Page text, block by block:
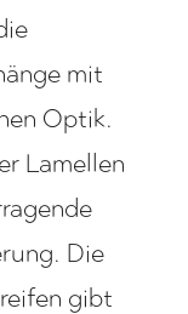
mit
Optik.
Lamellen
Die
gibt